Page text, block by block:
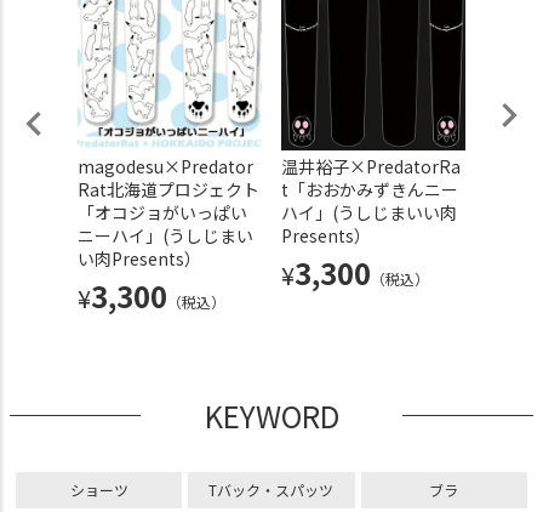
magodesu×Predator
Rat北海道プロジェクト
「オコジョがいっぱい
ニーハイ」(うしじまい
い肉Presents）
¥3,300 （税込）
温井裕子×PredatorRa
t「おおかみずきんニー
ハイ」(うしじまいい肉
Presents）
¥3,300 （税込）
KEYWORD
ショーツ Tバック・スパッツ ブラ